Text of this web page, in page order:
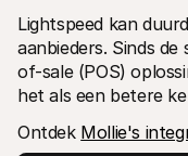
Lightspeed kan
aanbieders. Sinds
of-sale (POS)
het als een betere
Ontdek Mollie's